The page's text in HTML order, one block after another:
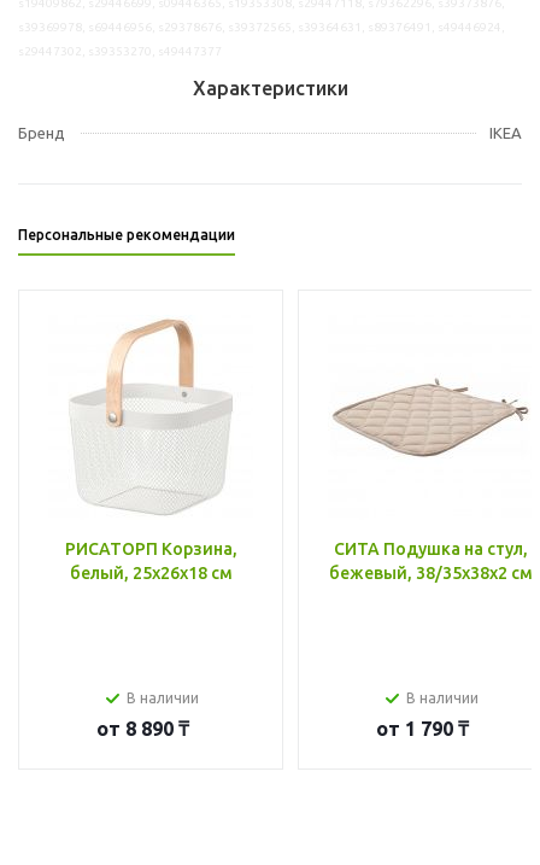
Характеристики
Бренд IKEA
Персональные рекомендации
РИСАТОРП Корзина,
белый, 25x26x18 см
В наличии
от 8 890 ₸
СИТА Подушка на стул,
бежевый, 38/35x38x2 см
В наличии
от 1 790 ₸